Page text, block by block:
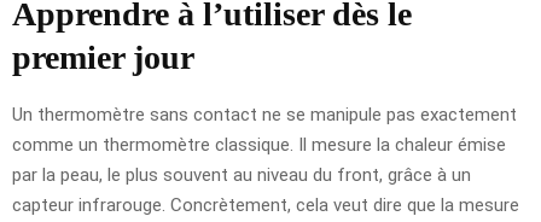
Apprendre à l’utiliser dès le
premier jour
Un thermomètre sans contact ne se manipule pas exactement
comme un thermomètre classique. Il mesure la chaleur émise
par la peau, le plus souvent au niveau du front, grâce à un
capteur infrarouge. Concrètement, cela veut dire que la mesure